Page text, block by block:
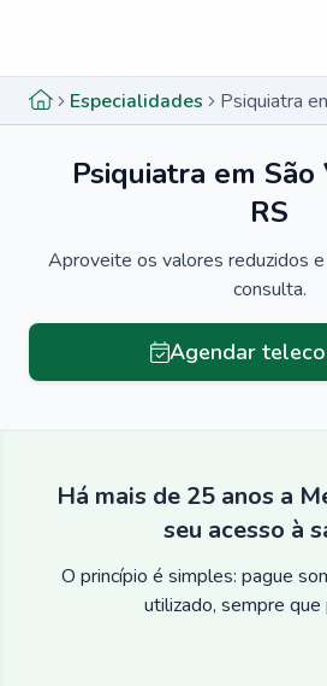
Especialidades
Psiquiatra em
RS
Aproveite os valores reduzidos
consulta.
Agendar
Há mais de 25 anos a
seu acesso à
O princípio é simples: pague
utilizado, sempre que